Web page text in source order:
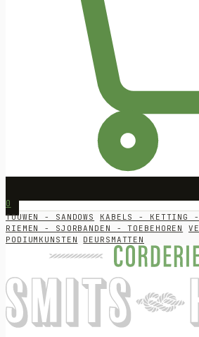
0
TOUWEN - SANDOWS KABELS - KETTING -
RIEMEN - SJORBANDEN - TOEBEHOREN
PODIUMKUNSTEN
DEURSMATTEN